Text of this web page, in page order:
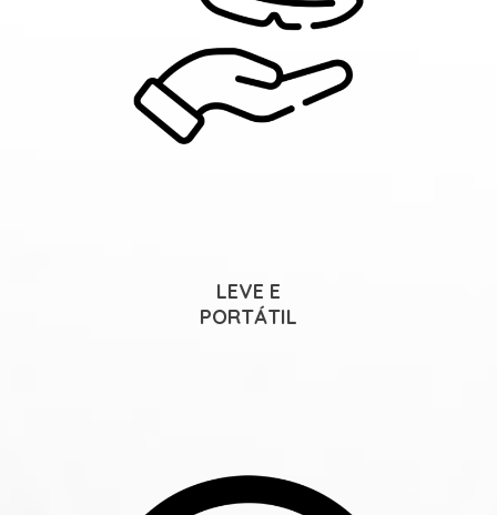
LEVE E
PORTÁTIL